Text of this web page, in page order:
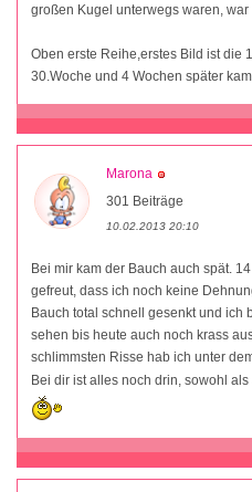
großen Kugel unterwegs waren,
Oben erste Reihe,erstes Bild ist die
30.Woche und 4 Wochen später
Marona
301 Beiträge
10.02.2013 20:10
Bei mir kam der Bauch auch spät.
gefreut, dass ich noch keine
Bauch total schnell gesenkt und ich
sehen bis heute auch noch krass
schlimmsten Risse hab ich unter
Bei dir ist alles noch drin, sowohl